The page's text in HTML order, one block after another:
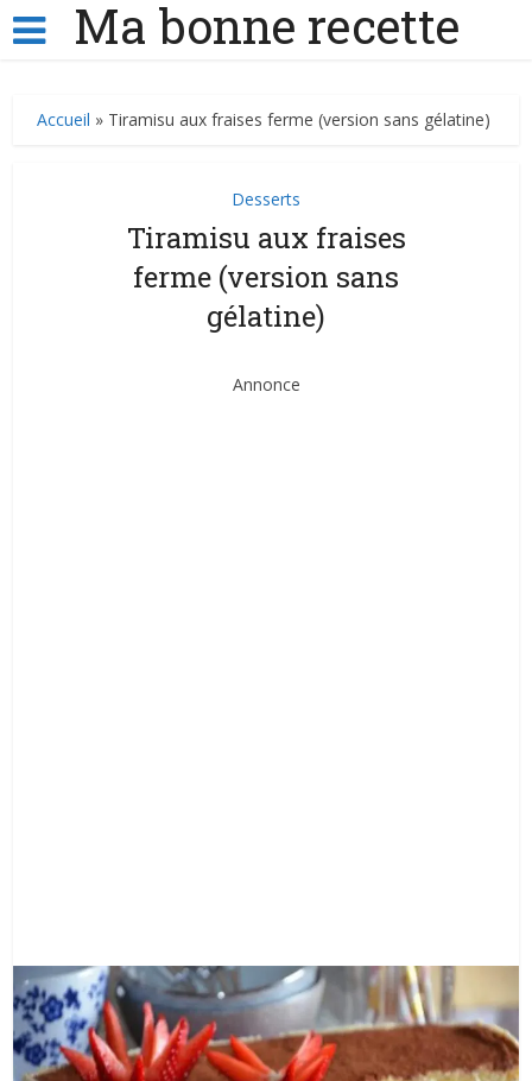
Ma bonne recette
Accueil » Tiramisu aux fraises ferme (version sans gélatine)
Desserts
Tiramisu aux fraises
ferme (version sans
gélatine)
Annonce